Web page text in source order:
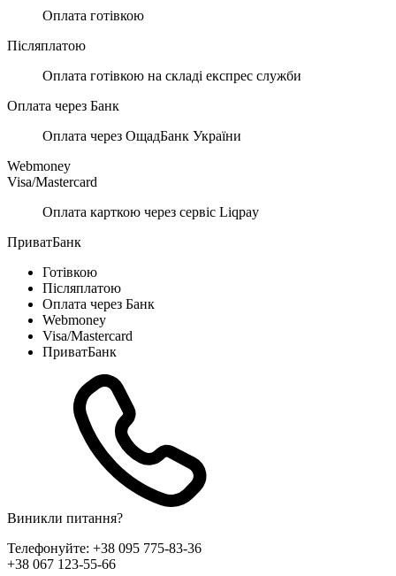
Оплата готівкою
Післяплатою
Оплата готівкою на складі експрес служби
Оплата через Банк
Оплата через ОщадБанк України
Webmoney
Visa/Mastercard
Оплата карткою через сервіс Liqpay
ПриватБанк
Готівкою
Післяплатою
Оплата через Банк
Webmoney
Visa/Mastercard
ПриватБанк
Виникли питання?
Телефонуйте: +38 095 775-83-36
+38 067 123-55-66